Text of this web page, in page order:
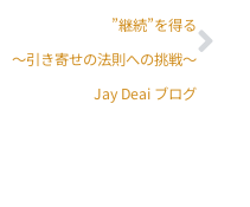
”継続”を得る
〜引き寄せの法則への挑戦〜
Jay Deai ブログ